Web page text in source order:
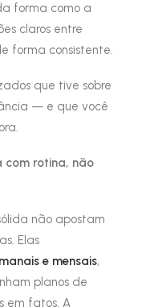
forma como a
claros entre
forma consistente.
que tive sobre
— e que você
com rotina, não
não apostam
Elas
e mensais,
planos de
em fatos. A